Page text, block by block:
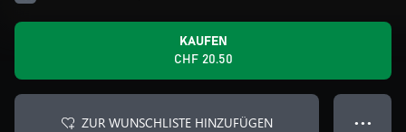
KAUFEN
CHF 20.50
ZUR WUNSCHLISTE HINZUFÜGEN ● ● ●